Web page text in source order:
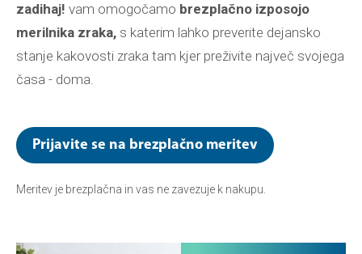
zadihaj! vam omogočamo brezplačno izposojo
merilnika zraka, s katerim lahko preverite dejansko
stanje kakovosti zraka tam kjer preživite največ svojega
časa - doma.
Prijavite se na brezplačno meritev
Meritev je brezplačna in vas ne zavezuje k nakupu.